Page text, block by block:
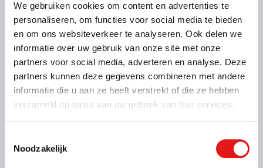
We gebruiken cookies om content en advertenties te
personaliseren, om functies voor social media te bieden
en om ons websiteverkeer te analyseren. Ook delen we
informatie over uw gebruik van onze site met onze
partners voor social media, adverteren en analyse. Deze
partners kunnen deze gegevens combineren met andere
informatie die u aan ze heeft verstrekt of die ze hebben
verzameld op basis van uw gebruik van hun services.
Noodzakelijk
Kies deze bak
Aanhanger groot met huif (type GH)
250 x 130 x 150 cm